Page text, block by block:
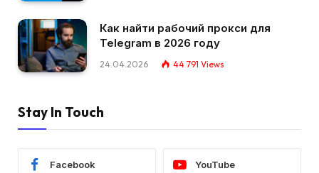
Как найти рабочий прокси для
Telegram в 2026 году
24.04.2026 44 791 Views
Stay In Touch
Facebook YouTube